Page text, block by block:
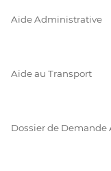
Aide Administrative
Aide au Transport
Dossier de Demande